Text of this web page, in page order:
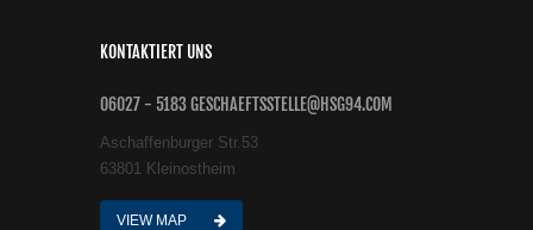
KONTAKTIERT UNS
06027 - 5183 GESCHAEFTSSTELLE@HSG94.COM
Aschaffenburger Str.53
63801 Kleinostheim
VIEW MAP